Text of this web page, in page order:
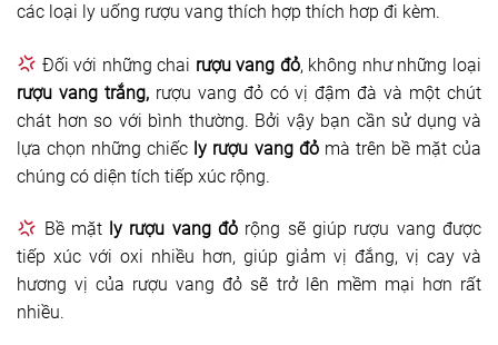
các loại ly uống rượu vang thích hợp thích hơp đi kèm.
Đối với những chai rượu vang đỏ, không như những loại
rượu vang trắng, rượu vang đỏ có vị đậm đà và một chút
chát hơn so với bình thường. Bởi vậy bạn cần sử dụng và
lựa chọn những chiếc ly rượu vang đỏmà trên bề mặt của
chúng có diện tích tiếp xúc rộng.
Bề mặtly rượu vang đỏ rộng sẽ giúp rượu vang được
tiếp xúc với oxi nhiều hơn, giúp giảm vị đắng, vị cay và
hương vị của rượu vang đỏ sẽ trở lên mềm mại hơn rất
nhiều.